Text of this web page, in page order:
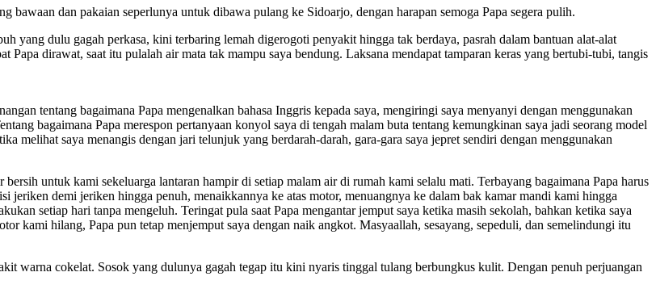
bawaan dan pakaian seperlunya untuk dibawa pulang ke Sidoarjo, dengan harapan semoga Papa segera pulih.
yang dulu gagah perkasa, kini terbaring lemah digerogoti penyakit hingga tak berdaya, pasrah dalam bantuan alat-alat
dirawat, saat itu pulalah air mata tak mampu saya bendung. Laksana mendapat tamparan keras yang bertubi-tubi, tangis
tentang bagaimana Papa mengenalkan bahasa Inggris kepada saya, mengiringi saya menyanyi dengan menggunakan
bagaimana Papa merespon pertanyaan konyol saya di tengah malam buta tentang kemungkinan saya jadi seorang model
melihat saya menangis dengan jari telunjuk yang berdarah-darah, gara-gara saya jepret sendiri dengan menggunakan
untuk kami sekeluarga lantaran hampir di setiap malam air di rumah kami selalu mati. Terbayang bagaimana Papa harus
demi jeriken hingga penuh, menaikkannya ke atas motor, menuangnya ke dalam bak kamar mandi kami hingga
setiap hari tanpa mengeluh. Teringat pula saat Papa mengantar jemput saya ketika masih sekolah, bahkan ketika saya
kami hilang, Papa pun tetap menjemput saya dengan naik angkot. Masyaallah, sesayang, sepeduli, dan semelindungi itu
warna cokelat. Sosok yang dulunya gagah tegap itu kini nyaris tinggal tulang berbungkus kulit. Dengan penuh perjuangan